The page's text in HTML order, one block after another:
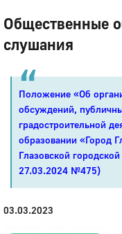
Общественные
слушания
Положение «Об
обсуждений,
градостроительной
образовании «Город
Глазовской
27.03.2024 №475)
03.03.2023